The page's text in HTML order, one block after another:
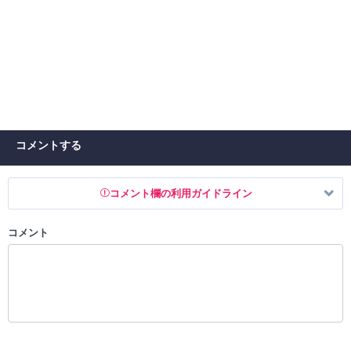
コメントする
コメント欄の利用ガイドライン
以下の書き込みを禁止とし、場合によってはコメント削除や書き込み制
コメント